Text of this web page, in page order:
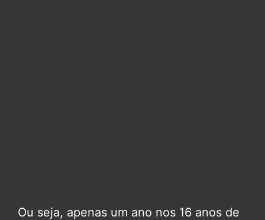
Ou seja, apenas um ano nos 16 anos de